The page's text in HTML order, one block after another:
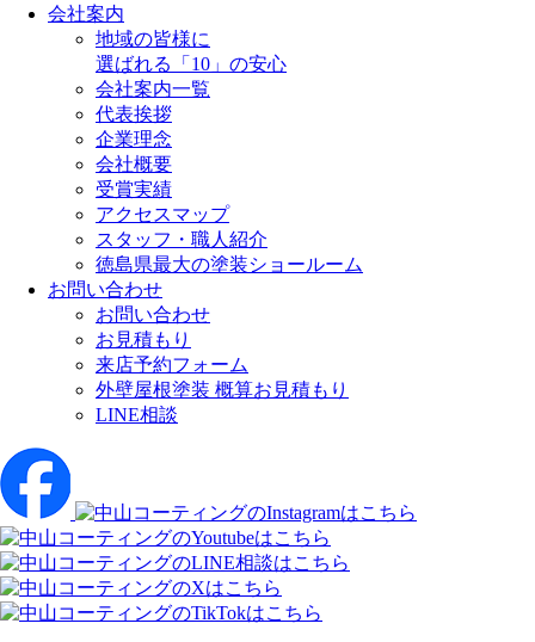
会社案内
地域の皆様に
選ばれる「10」の安心
会社案内一覧
代表挨拶
企業理念
会社概要
受賞実績
アクセスマップ
スタッフ・職人紹介
徳島県最大の塗装ショールーム
お問い合わせ
お問い合わせ
お見積もり
来店予約フォーム
外壁屋根塗装 概算お見積もり
LINE相談